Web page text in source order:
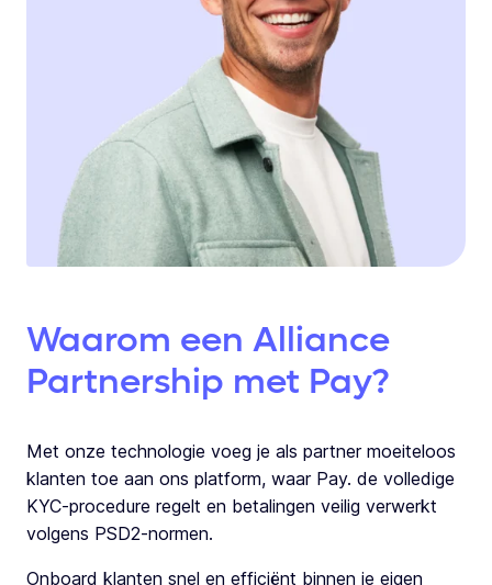
Waarom een Alliance
Partnership met Pay?
Met onze technologie voeg je als partner moeiteloos
klanten toe aan ons platform, waar Pay. de volledige
KYC-procedure regelt en betalingen veilig verwerkt
volgens PSD2-normen.
Onboard klanten snel en efficiënt binnen je eigen